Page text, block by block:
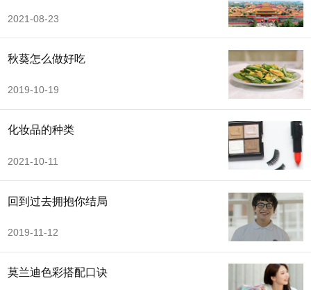
2021-08-23
秋葵怎么做好吃
2019-10-19
化妆品的种类
2021-10-11
回到过去拥抱你结局
2019-11-12
莫兰迪色彩搭配口诀